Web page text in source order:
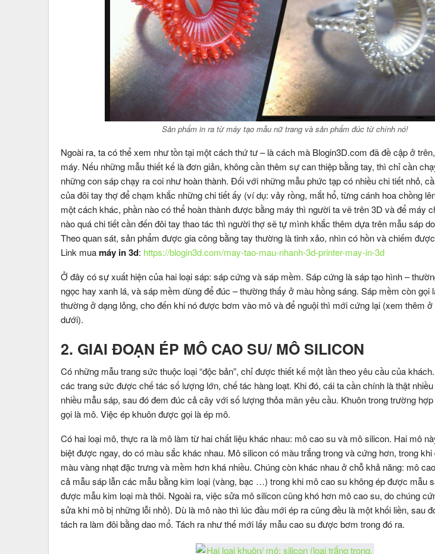
Sản phẩm in ra từ máy tạo mẫu nữ trang và sản phẩm đúc từ chính nó!
Ngoài ra, ta có thể xem như tồn tại một cách thứ tư – là cách mà Blogin3D.com đã đề cập ở
máy. Nếu những mẫu thiết kế là đơn giản, không cần thêm sự can thiệp bằng tay, thì chỉ cần
những con sáp chạy ra coi như hoàn thành. Đối với những mẫu phức tạp có nhiều chi tiết nhỏ,
của đôi tay thợ để chạm khắc những chi tiết ấy (ví dụ: vảy rồng, mắt hổ, từng cánh hoa chồng
một cách khác, phần nào có thể hoàn thành được bằng máy thì người ta vẽ trên 3D và để máy
nào quá chi tiết cần đến đôi tay thao tác thì người thợ sẽ tự mình khắc thêm dựa trên mẫu sáp
Theo quan sát, sản phẩm được gia công bằng tay thường là tinh xảo, nhìn có hồn và chiếm
Link muamáy in 3d: https://blogin3d.com/may-tao-mau-nhanh-3d-printer-may-in-3d
Ở đây có sự xuất hiện của hai loại sáp: sáp cứng và sáp mềm. Sáp cứng là sáp tạo hình –
ngọc hay xanh lá, và sáp mềm dùng để đúc – thường thấy ở màu hồng sáng. Sáp mềm còn gọi
thường ở dạng lỏng, cho đến khi nó được bơm vào mô và để nguội thì mới cứng lại (xem thêm ở
dưới).
2. GIAI ĐOẠN ÉP MÔ CAO SU/ MÔ SILICON
Có những mẫu trang sức thuộc loại “độc bản”, chỉ được thiết kế một lần theo yêu cầu của
các trang sức được chế tác số lượng lớn, chế tác hàng loạt. Khi đó, cái ta cần chính là thật
nhiều mẫu sáp, sau đó đem đúc cả cây với số lượng thỏa mãn yêu cầu. Khuôn trong trường
gọi là mô. Việc ép khuôn được gọi là ép mô.
Có hai loại mô, thực ra là mô làm từ hai chất liệu khác nhau: mô cao su và mô silicon. Hai mô
biệt được ngay, do có màu sắc khác nhau. Mô silicon có màu trắng trong và cứng hơn, trong
màu vàng nhạt đặc trưng và mềm hơn khá nhiều. Chúng còn khác nhau ở chỗ khả năng: mô
cả mẫu sáp lẫn các mẫu bằng kim loại (vàng, bạc …) trong khi mô cao su không ép được mẫu
được mẫu kim loại mà thôi. Ngoài ra, việc sửa mô silicon cũng khó hơn mô cao su, do chúng
sửa khi mô bị những lỗi nhỏ). Dù là mô nào thì lúc đầu mới ép ra cũng đều là một khối liền, sau
tách ra làm đôi bằng dao mổ. Tách ra như thế mới lấy mẫu cao su được bơm trong đó ra.